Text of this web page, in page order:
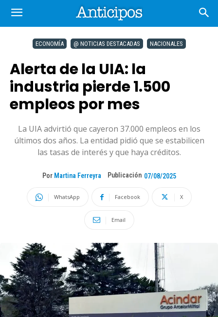
ECONOMÍA @ NOTICIAS DESTACADAS NACIONALES
Alerta de la UIA: la
industria pierde 1.500
empleos por mes
La UIA advirtió que cayeron 37.000 empleos en los
últimos dos años. La entidad pidió que se estabilicen
las tasas de interés y que haya créditos.
Por Martina Ferreyra Publicación 07/08/2025
WhatsApp Facebook X
Email